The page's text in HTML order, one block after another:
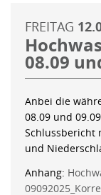
FREITAG
08.09
Anbei die
08.09 und
Schlussbericht
und
Anhang: